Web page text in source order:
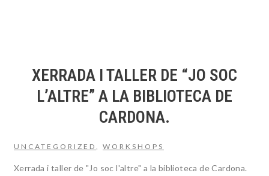
XERRADA I TALLER DE “JO SOC
L’ALTRE” A LA BIBLIOTECA DE
CARDONA.
UNCATEGORIZED WORKSHOPS
Xerrada i taller de "Jo soc l'altre" a la biblioteca de Cardona.